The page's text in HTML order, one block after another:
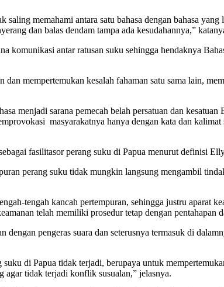
memahami antara satu bahasa dengan bahasa
dan balas dendam tampa ada kesudahannya,”
komunikasi antar ratusan suku sehingga hendaknya
mempertemukan kesalah fahaman satu sama lain,
menjadi sarana pemecah belah persatuan dan
masyarakatnya hanya dengan kata dan
fasilitasor perang suku di Papua menurut definisi
perang suku tidak mungkin langsung mengambil
tengah kancah pertempuran, sehingga justru aparat
telah memiliki prosedur tetap dengan
pengeras suara dan seterusnya termasuk di
di Papua tidak terjadi, berupaya untuk
tidak terjadi konflik susualan,” jelasnya.